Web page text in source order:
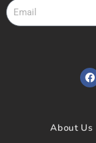
F
a
c
o
About Us